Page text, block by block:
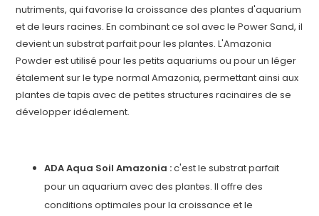
nutriments, qui favorise la croissance des plantes d'aquarium
et de leurs racines. En combinant ce sol avec le Power Sand, il
devient un substrat parfait pour les plantes. L'Amazonia
Powder est utilisé pour les petits aquariums ou pour un léger
étalement sur le type normal Amazonia, permettant ainsi aux
plantes de tapis avec de petites structures racinaires de se
développer idéalement.
ADA Aqua Soil Amazonia :c'est le substrat parfait
pour un aquarium avec des plantes. Il offre des
conditions optimales pour la croissance et le